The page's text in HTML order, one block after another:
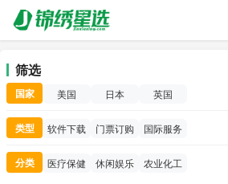
筛选
国家 美国 日本 英国
类型 软件下载 门票订购 国际服务
分类 医疗保健 休闲娱乐 农业化工